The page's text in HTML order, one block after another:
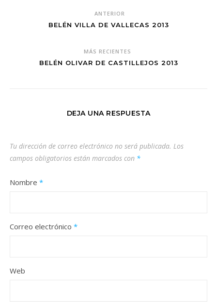
ANTERIOR
BELÉN VILLA DE VALLECAS 2013
MÁS RECIENTES
BELÉN OLIVAR DE CASTILLEJOS 2013
DEJA UNA RESPUESTA
Tu dirección de correo electrónico no será publicada. Los
campos obligatorios están marcados con *
Nombre *
Correo electrónico *
Web